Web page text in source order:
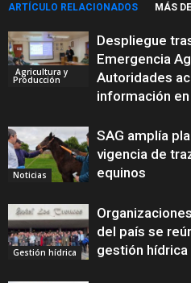
ARTÍCULO RELACIONADOS MÁS
Agricultura y
Producción
Despliegue
Emergencia
Autoridades
información
Noticias
SAG amplía
vigencia de
equinos
Gestión hídrica
del país se
gestión hídrica